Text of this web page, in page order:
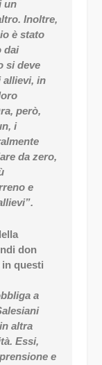
un
Inoltre,
è stato
dai
si deve
allievi, in
però,
i
da zero,
e
don
questi
a
altra
Essi,
e